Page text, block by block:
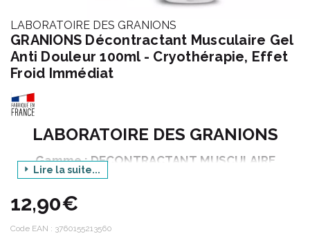
LABORATOIRE DES GRANIONS
GRANIONS Décontractant Musculaire Gel
Anti Douleur 100ml - Cryothérapie, Effet
Froid Immédiat
LABORATOIRE DES GRANIONS
Gamme : DECONTRACTANT MUSCULAIRE
Produit : GEL ANTI DOULEUR
Lire la suite...
12,90€
Code EAN : 3760155213560